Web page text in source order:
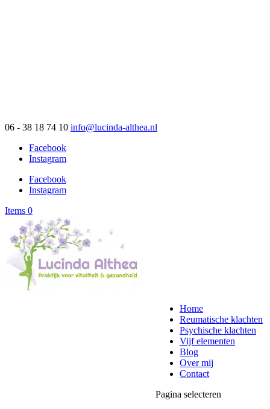
06 - 38 18 74 10 info@lucinda-althea.nl
Facebook
Instagram
Facebook
Instagram
Items 0
Home
Reumatische klachten
Psychische klachten
Vijf elementen
Blog
Over mij
Contact
Pagina selecteren